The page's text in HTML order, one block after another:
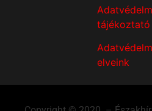
tájékoztató
elveink